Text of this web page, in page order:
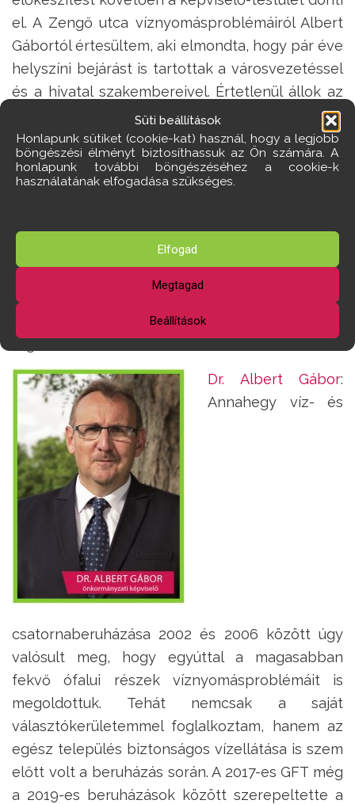
Süti beállítások
Honlapunk sütiket (cookie-kat) használ, hogy a legjobb
böngészési élményt biztosíthassuk az Ön számára. A
honlapunk további böngészéséhez a cookie-k
használatának elfogadása szükséges.
Elfogad
Megtagad
Beállítások
el. A Zengő utca víznyomásproblémáiról Albert
Gábortól értesültem, aki elmondta, hogy pár éve
helyszíni bejárást is tartottak a városvezetéssel
és a hivatal szakembereivel. Értetlenül állok az
előtt, hogy 2016 óta miért nem tudta megoldani
a városvezetés ezt a kérdést. Olyan területről
van szó, ahol már van vezetékes víz. Ha tudjuk,
hogy nyáron akadozik a vízellátás, akkor időben
módosításáról, érthetetlen meggondolásból,
2019 áprilisában, rohamtempóban döntöttünk.
Sok választó szerint Földvári alpolgármester
akarata érvényesül, aki az utóbbi időben csak a
saját választókerületének fejlesztéseivel
Dr. Albert Gábor:
Annahegy víz- és
csatornaberuházása 2002 és 2006 között úgy
valósult meg, hogy egyúttal a magasabban
fekvő ófalui részek víznyomásproblémáit is
megoldottuk. Tehát nemcsak a saját
választókerületemmel foglalkoztam, hanem az
egész település biztonságos vízellátása is szem
előtt volt a beruházás során. A 2017-es GFT még
a 2019-es beruházások között szerepeltette a